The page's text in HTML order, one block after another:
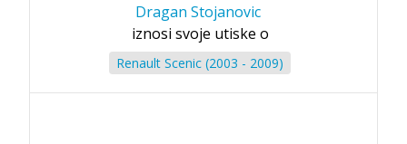
Dragan Stojanovic
iznosi svoje utiske o
Renault Scenic (2003 - 2009)